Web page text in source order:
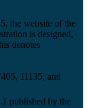
the website of the
is designed,
denotes
11135, and
published by the